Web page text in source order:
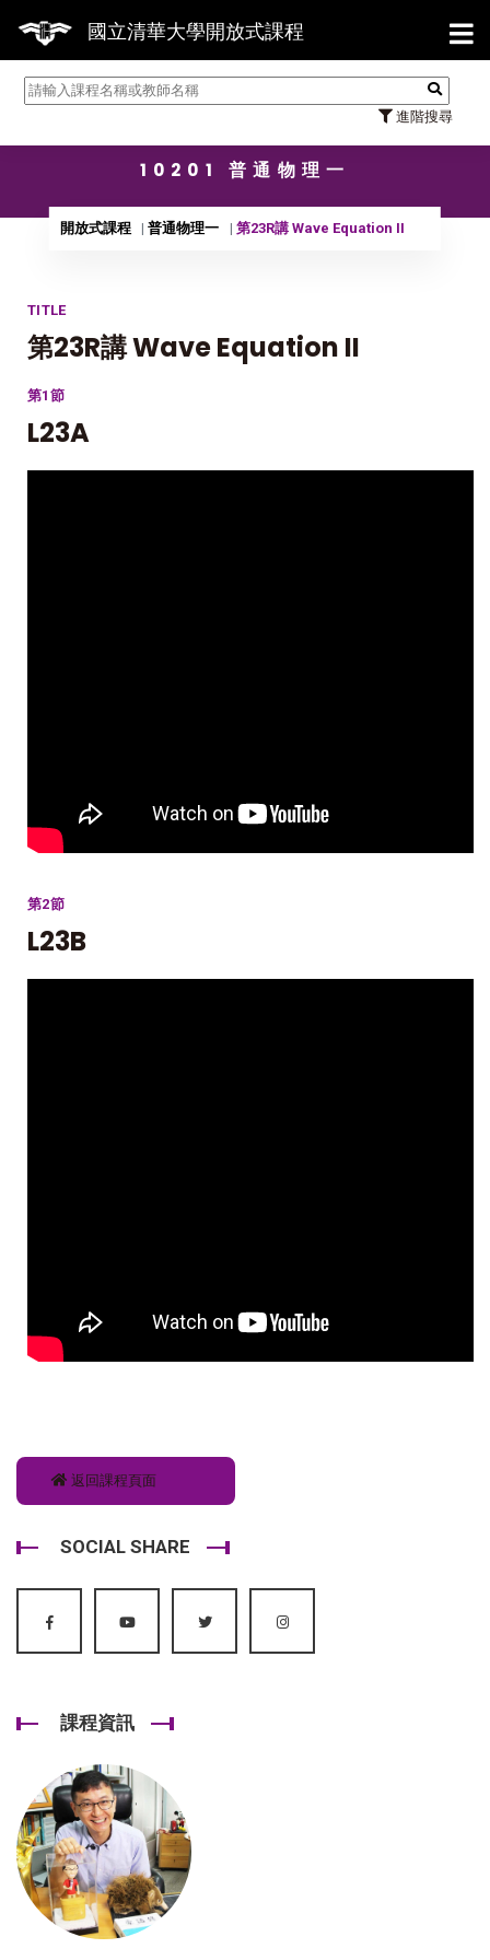
國立清華大學開放式課程
進階搜尋
【
10201 普通物理一
開放式課程 普通物理一 第23R講 Wave Equation II
TITLE
第23R講 Wave Equation II
第1節
L23A
第2節
L23B
返回課程頁面
SOCIAL SHARE
課程資訊